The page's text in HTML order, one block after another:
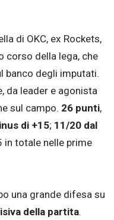
di OKC, ex Rockets,
corso della lega, che
banco degli imputati.
da leader e agonista
sul campo. 26 punti,
di +15; 11/20 dal
in totale nelle prime
una grande difesa su
della partita.